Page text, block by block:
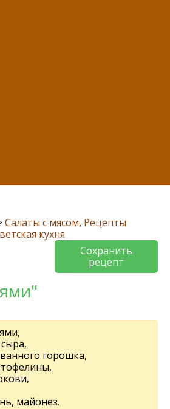
Салаты с мясом, Рецепты
кухня
Сохранить
рецепт
горошка,
майонез.